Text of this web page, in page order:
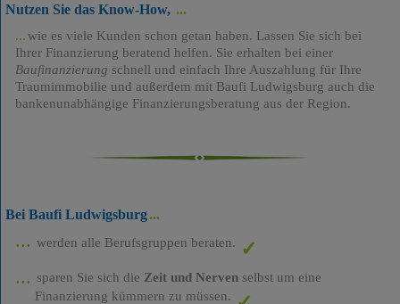
Nutzen Sie das Know-How,
wie es viele Kunden schon getan haben. Lassen Sie sich bei
Ihrer Finanzierung beratend helfen. Sie erhalten bei einer
Baufinanzierung schnell und einfach Ihre Auszahlung für Ihre
Traumimmobilie und außerdem mit Baufi Ludwigsburg auch die
bankenunabhängige Finanzierungsberatung aus der Region.
Bei Baufi Ludwigsburg
werden alle Berufsgruppen beraten.
sparen Sie sich die Zeit und Nervenselbst um eine
Finanzierung kümmern zu müssen.